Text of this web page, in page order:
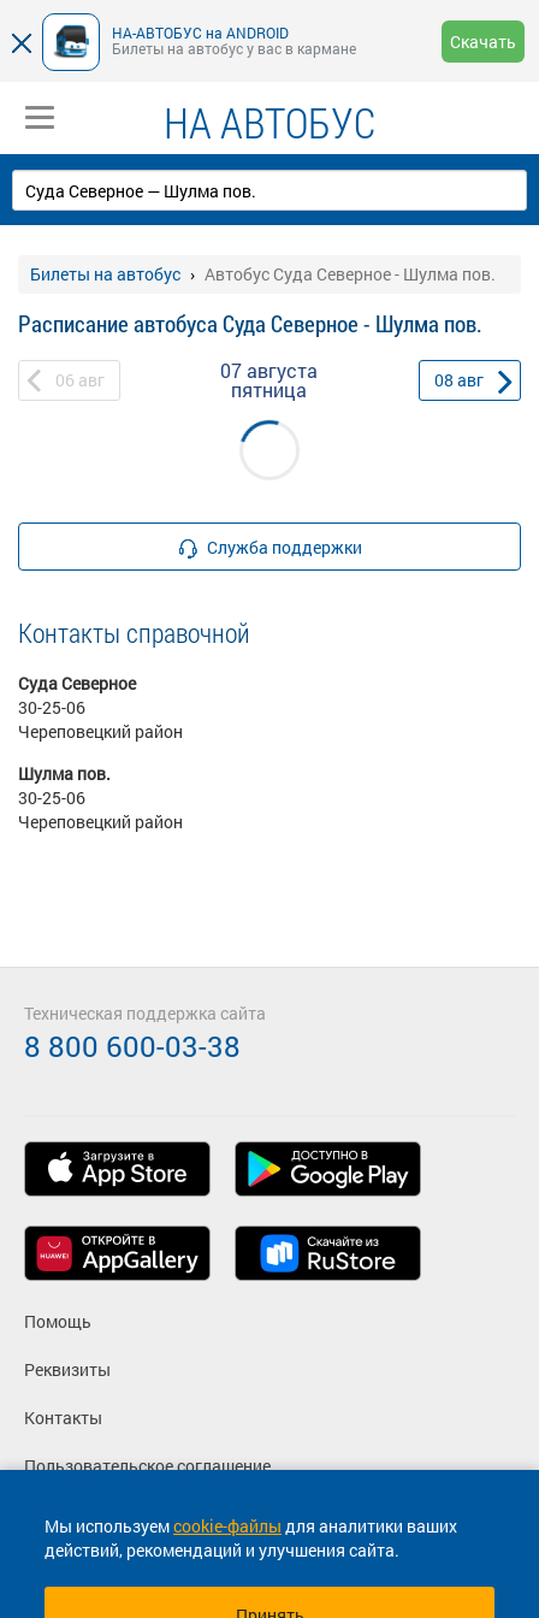
НА-АВТОБУС на ANDROID
Билеты на автобус у вас в кармане
Скачать
НА АВТОБУС
Билеты на автобус Автобус Суда Северное - Шулма пов.
Расписание автобуса Суда Северное - Шулма пов.
06 авг 07 августа
пятница 08 авг
Служба поддержки
Контакты справочной
Суда Северное
30-25-06
Череповецкий район
Шулма пов.
30-25-06
Череповецкий район
Мы используемcookie-файлы для аналитики ваших
действий, рекомендаций и улучшения сайта.
Помощь
Реквизиты
Контакты
Пользовательское соглашение
Политика конфиденциальности
Согласие на маркетинговые сообщения
Техническая поддержка сайта
8 800 600-03-38